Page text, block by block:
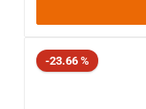
Rabatt
-23.66 %